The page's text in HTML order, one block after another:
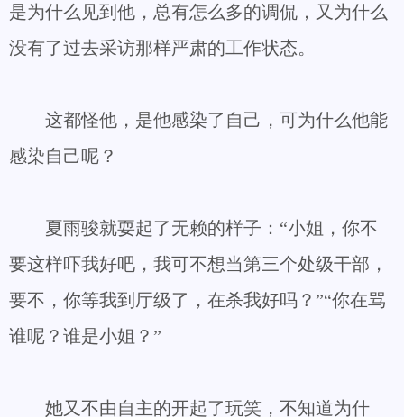
是为什么见到他，总有怎么多的调侃，又为什么
没有了过去采访那样严肃的工作状态。
这都怪他，是他感染了自己，可为什么他能
感染自己呢？
夏雨骏就耍起了无赖的样子：“小姐，你不
要这样吓我好吧，我可不想当第三个处级干部，
要不，你等我到厅级了，在杀我好吗？”“你在骂
谁呢？谁是小姐？”
她又不由自主的开起了玩笑，不知道为什